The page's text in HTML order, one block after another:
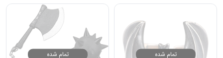
تمام شده تمام شده